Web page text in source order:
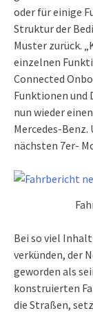
oder für einige
Struktur der
Muster zurück.
einzelnen
Connected
Funktionen und
nun wieder
Mercedes-
nächsten 7er-
Bei so viel
verkünden, der
geworden als
konstruierten
die Straßen,